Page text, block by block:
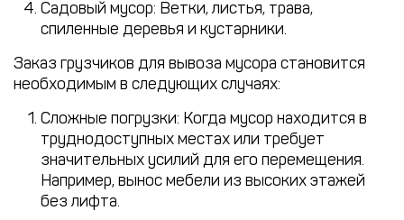
Садовый мусор: Ветки, листья, трава,
спиленные деревья и кустарники.
Заказ грузчиков для вывоза мусора становится
необходимым в следующих случаях:
Сложные погрузки: Когда мусор находится в
труднодоступных местах или требует
значительных усилий для его перемещения.
Например, вынос мебели из высоких этажей
без лифта.